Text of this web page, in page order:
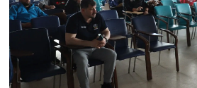
Tavşanlı
Teknoloji
Türkiye